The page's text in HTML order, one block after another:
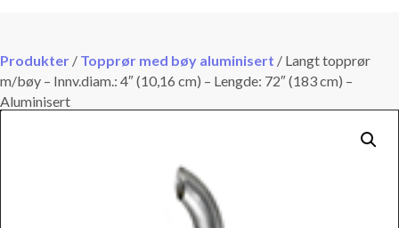
Produkter / Topprør med bøy aluminisert / Langt topprør
m/bøy – Innv.diam.: 4″ (10,16 cm) – Lengde: 72″ (183 cm) –
Aluminisert